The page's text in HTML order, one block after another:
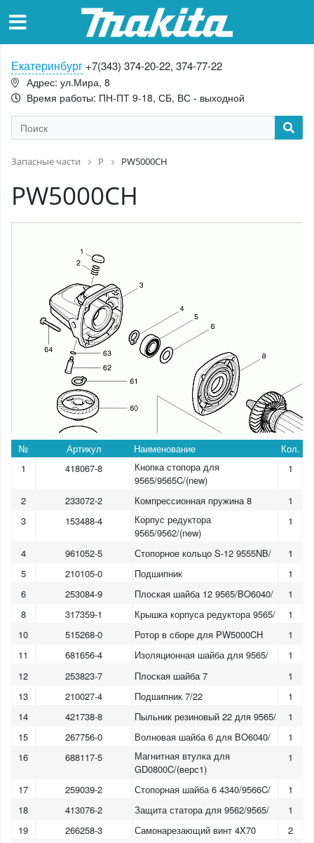
Екатеринбург +7(343) 374-20-22, 374-77-22
Адрес: ул.Мира, 8
Время работы: ПН-ПТ 9-18, СБ, ВС - выходной
Запасные части P PW5000CH
PW5000CH
№ Артикул Наименование
Кол.
1
418067-8
Кнопка стопора для
9565/9565C/(new)
1
2 233072-2 Компрессионная пружина 8
1
3
153488-4
Корпус редуктора
9565/9562/(new)
1
4 961052-5 Стопорное кольцо S-12 9555NB/
1
5
210105-0 Подшипник
1
6
253084-9 Плоская шайба 12 9565/BO6040/
1
8
317359-1 Крышка корпуса редуктора 9565/
1
10
515268-0 Ротор в сборе для PW5000CH
1
11
681656-4 Изоляционная шайба для 9565/
1
12
253823-7 Плоская шайба 7
1
13
210027-4 Подшипник 7/22
1
14
421738-8 Пыльник резиновый 22 для 9565/
1
15
267756-0 Волновая шайба 6 для BO6040/
1
16
688117-5
Магнитная втулка для
GD0800C/(верс1)
1
17 259039-2 Стопорная шайба 6 4340/9566C/
1
18
413076-2 Защита статора для 9562/9565/
1
19
266258-3 Самонарезающий винт 4X70
2